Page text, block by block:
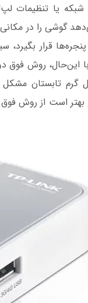
شبکه یا تنظیمات
گوشی را در
پنجره‌ها قرار
این‌حال، روش فوق
تابستان
است از روش